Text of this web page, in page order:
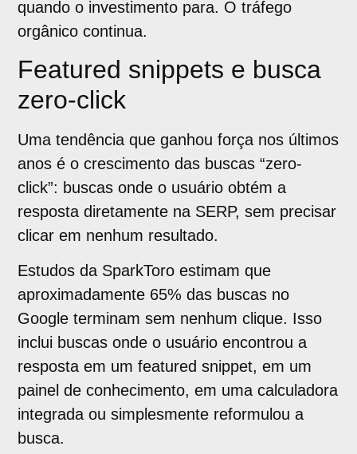
quando o investimento para. O tráfego
orgânico continua.
Featured snippets e busca
zero-click
Uma tendência que ganhou força nos últimos
anos é o crescimento das buscas “zero-
click”: buscas onde o usuário obtém a
resposta diretamente na SERP, sem precisar
clicar em nenhum resultado.
Estudos da SparkToro estimam que
aproximadamente 65% das buscas no
Google terminam sem nenhum clique. Isso
inclui buscas onde o usuário encontrou a
resposta em um featured snippet, em um
painel de conhecimento, em uma calculadora
integrada ou simplesmente reformulou a
busca.